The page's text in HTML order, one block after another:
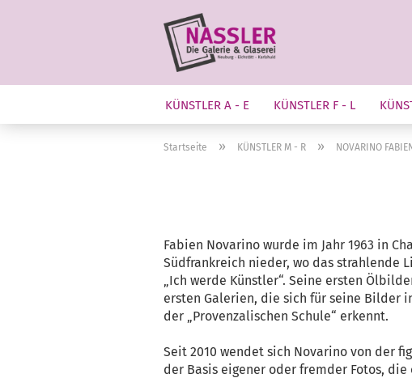
KÜNSTLER A - E KÜNSTLER F - L
Startseite » KÜNSTLER M - R » NOVARINO FABIEN
Fabien Novarino wurde im Jahr 1963 in
Südfrankreich nieder, wo das strahlende
„Ich werde Künstler“. Seine ersten
ersten Galerien, die sich für seine Bilder
der „Provenzalischen Schule“ erkennt.
Seit 2010 wendet sich Novarino von der
der Basis eigener oder fremder Fotos,